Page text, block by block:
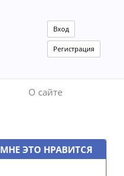
Вход
Регистрация
О сайте
МНЕ ЭТО НРАВИТСЯ